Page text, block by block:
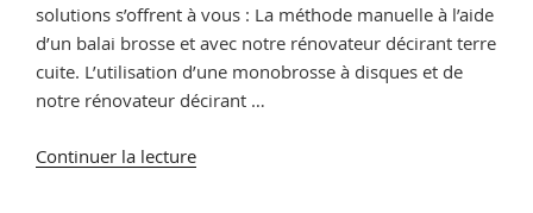
solutions s’offrent à vous : La méthode manuelle à l’aide
d’un balai brosse et avec notre rénovateur décirant terre
cuite. L’utilisation d’une monobrosse à disques et de
notre rénovateur décirant …
Continuer la lecturede